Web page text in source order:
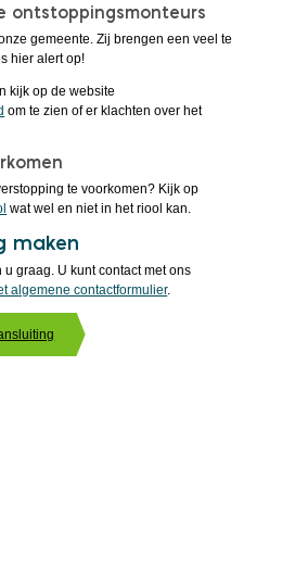
ontstoppingsmonteurs
gemeente. Zij brengen een veel te
hier alert op!
kijk op de website
om te zien of er klachten over het
te voorkomen? Kijk op
wat wel en niet in het riool kan.
maken
graag. U kunt contact met ons
algemene contactformulier.